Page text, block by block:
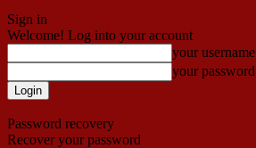
Sign in
Welcome! Log into your account
your username
your password
Password recovery
Recover your password